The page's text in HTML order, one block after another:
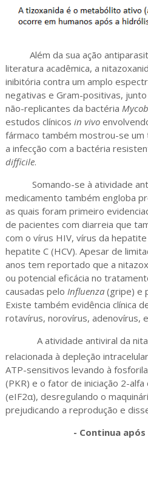
Além da sua ação
literatura acadêmica, a
inibitória contra um amplo
negativas e Gram-positivas,
não-replicantes da bactéria
estudos clínicos in vivo
fármaco também mostrou-se
a infecção com a bactéria
difficile.
Somando-se à atividade
medicamento também engloba
as quais foram primeiro
de pacientes com diarreia que
com o vírus HIV, vírus da
hepatite C (HCV). Apesar de
anos tem reportado que a
ou potencial eficácia no
causadas pelo Influenza(gripe) e
Existe também evidência clínica
rotavírus, norovírus, adenovírus,
A atividade antiviral da
relacionada à depleção
ATP-sensitivos levando à
(PKR) e o fator de iniciação 2-
(eIF2α), desregulando o
prejudicando a reprodução e
- Continua após